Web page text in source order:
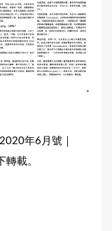
年6月號｜
載。